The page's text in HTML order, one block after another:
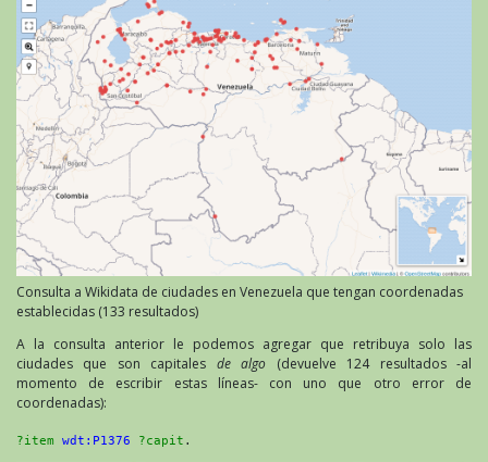
Consulta a Wikidata de ciudades en Venezuela que tengan coordenadas
establecidas (133 resultados)
A la consulta anterior le podemos agregar que retribuya solo las
ciudades que son capitales de algo (devuelve 124 resultados -al
momento de escribir estas líneas- con uno que otro error de
coordenadas):
?item wdt:P1376 ?capit .